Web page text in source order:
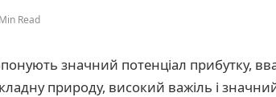
Read
значний потенціал прибутку,
природу, високий важіль і